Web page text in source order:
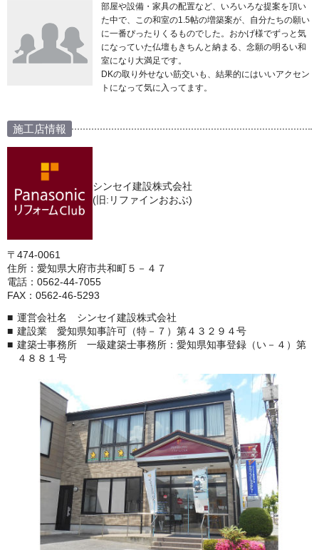
部屋や設備・家具の配置など、いろいろな提案を頂い
た中で、この和室の1.5帖の増築案が、自分たちの願い
に一番ぴったりくるものでした。おかげ様でずっと気
になっていた仏壇もきちんと納まる、念願の明るい和
室になり大満足です。
DKの取り外せない筋交いも、結果的にはいいアクセン
トになって気に入ってます。
施工店情報
シンセイ建設株式会社
(旧:リファインおおぶ)
〒474-0061
住所：愛知県大府市共和町５－４７
電話：0562-44-7055
FAX：0562-46-5293
運営会社名 シンセイ建設株式会社
建設業 愛知県知事許可（特－７）第４３２９４号
建築士事務所 一級建築士事務所：愛知県知事登録（い－４）第
４８８１号